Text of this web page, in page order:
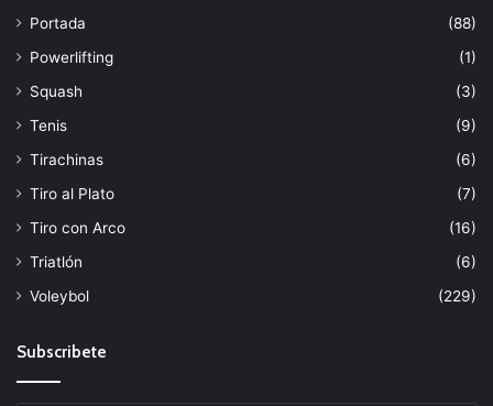
Portada
(88)
Powerlifting
(1)
Squash
(3)
Tenis
(9)
Tirachinas
(6)
Tiro al Plato
(7)
Tiro con Arco
(16)
Triatlón
(6)
Voleybol
(229)
Subscribete